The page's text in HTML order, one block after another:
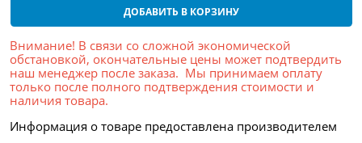
ДОБАВИТЬ В КОРЗИНУ
Внимание! В связи со сложной экономической
обстановкой, окончательные цены может подтвердить
наш менеджер после заказа. Мы принимаем оплату
только после полного подтверждения стоимости и
наличия товара.
Информация о товаре предоставлена производителем